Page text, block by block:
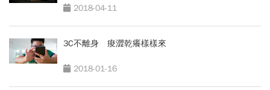
2018-04-11
3C不離身 痠澀乾癢樣樣來
2018-01-16